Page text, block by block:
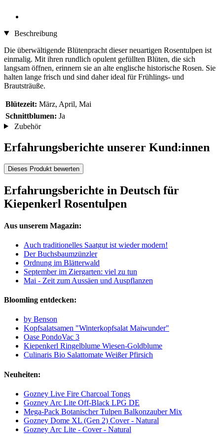
Beschreibung
Die überwältigende Blütenpracht dieser neuartigen Rosentulpen ist
einmalig. Mit ihren rundlich opulent gefüllten Blüten, die sich
langsam öffnen, erinnern sie an alte englische historische Rosen. Sie
halten lange frisch und sind daher ideal für Frühlings- und
Brautsträuße.
Blütezeit: März, April, Mai
Schnittblumen: Ja
Zubehör
Erfahrungsberichte unserer Kund:innen
Dieses Produkt bewerten
Erfahrungsberichte in Deutsch für
Kiepenkerl Rosentulpen
Aus unserem Magazin:
Auch traditionelles Saatgut ist wieder modern!
Der Buchsbaumzünzler
Ordnung im Blätterwald
September im Ziergarten: viel zu tun
Mai - Zeit zum Aussäen und Auspflanzen
Bloomling entdecken:
by Benson
Kopfsalatsamen "Winterkopfsalat Maiwunder"
Oase PondoVac 3
Kiepenkerl Ringelblume Wiesen-Goldblume
Culinaris Bio Salattomate Weißer Pfirsich
Neuheiten:
Gozney Live Fire Charcoal Tongs
Gozney Arc Lite Off-Black LPG DE
Mega-Pack Botanischer Tulpen Balkonzauber Mix
Gozney Dome XL (Gen 2) Cover - Natural
Gozney Arc Lite - Cover - Natural